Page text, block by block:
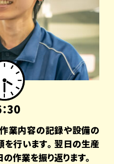
30
業内容の記録や設備の
行います。翌日の生産
作業を振り返ります。